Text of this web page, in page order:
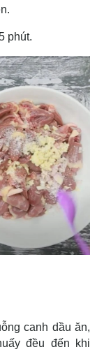
phút.
canh dầu ăn,
đều đến khi